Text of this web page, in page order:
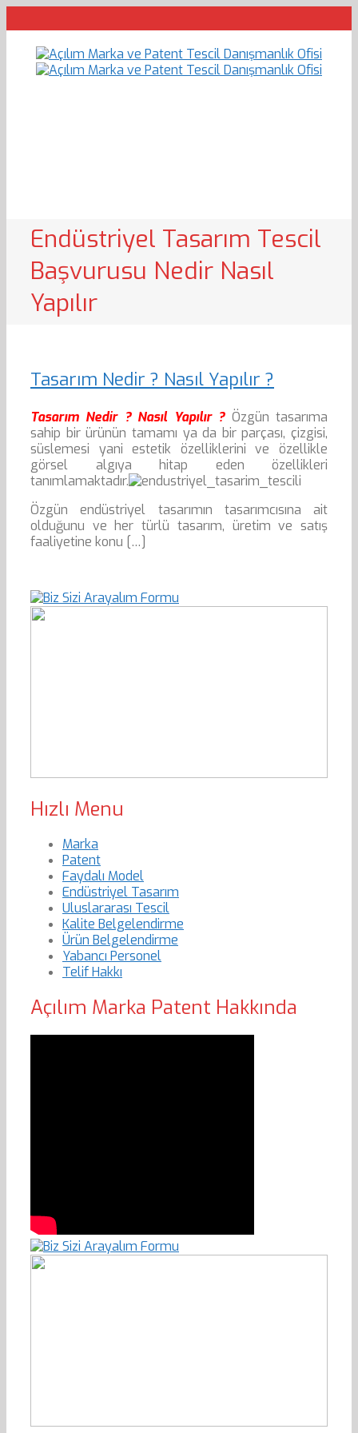
Endüstriyel Tasarım Tescil
Başvurusu Nedir Nasıl
Yapılır
Tasarım Nedir ? Nasıl Yapılır ?
Tasarım Nedir ? Nasıl Yapılır ?Özgün tasarıma
sahip bir ürünün tamamı ya da bir parçası, çizgisi,
süslemesi yani estetik özelliklerini ve özellikle
görsel algıya hitap eden özellikleri
tanımlamaktadır.
Özgün endüstriyel tasarımın tasarımcısına ait
olduğunu ve her türlü tasarım, üretim ve satış
faaliyetine konu […]
Hızlı Menu
Marka
Patent
Faydalı Model
Endüstriyel Tasarım
Uluslararası Tescil
Kalite Belgelendirme
Ürün Belgelendirme
Yabancı Personel
Telif Hakkı
Açılım Marka Patent Hakkında